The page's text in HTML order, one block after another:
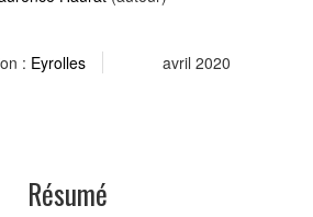
: Eyrolles avril 2020
Résumé